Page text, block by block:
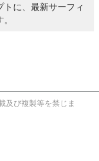
トに、最新サーフィ
及び複製等を禁じま